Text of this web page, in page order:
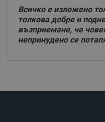
Всичко е изложено
толкова добре и
възприемане, че
непринудено се